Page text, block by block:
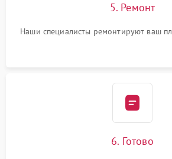
5. Ремонт
Наши специалисты ремонтируют ваш
6. Готово